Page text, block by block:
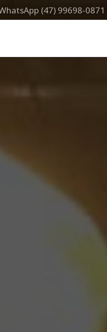
(47) 99698-0871